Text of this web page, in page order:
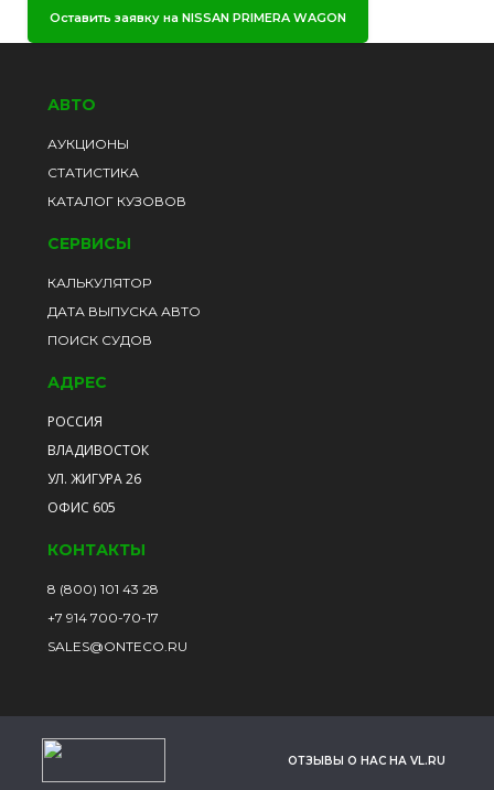
Оставить заявку на NISSAN PRIMERA WAGON
АВТО
АУКЦИОНЫ
СТАТИСТИКА
КАТАЛОГ КУЗОВОВ
СЕРВИСЫ
КАЛЬКУЛЯТОР
ДАТА ВЫПУСКА АВТО
ПОИСК СУДОВ
АДРЕС
РОССИЯ
ВЛАДИВОСТОК
УЛ. ЖИГУРА 26
ОФИС 605
КОНТАКТЫ
8 (800) 101 43 28
+7 914 700-70-17
SALES@ONTECO.RU
ОТЗЫВЫ О НАС НА VL.RU